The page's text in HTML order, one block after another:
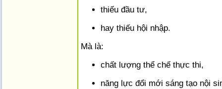
thiếu đầu tư,
hay thiếu hội nhập.
Mà là:
chất lượng thể chế thực thi,
năng lực đổi mới sáng tạo nội